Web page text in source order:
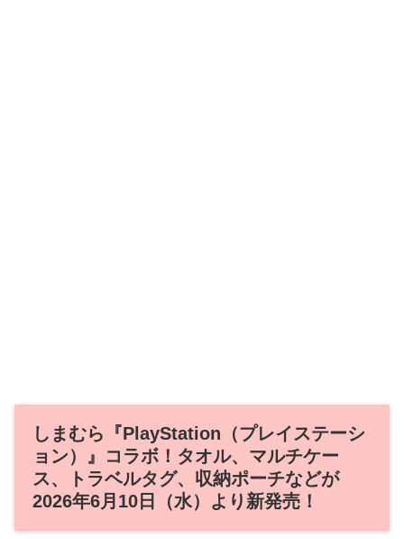
しまむら『PlayStation（プレイステーシ
ョン）』コラボ！タオル、マルチケー
ス、トラベルタグ、収納ポーチなどが
2026年6月10日（水）より新発売！